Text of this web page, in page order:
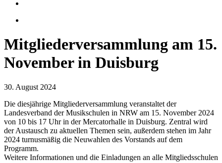
Mitgliederversammlung am 15.
November in Duisburg
30. August 2024
Die diesjährige Mitgliederversammlung veranstaltet der
Landesverband der Musikschulen in NRW am 15. November 2024
von 10 bis 17 Uhr in der Mercatorhalle in Duisburg. Zentral wird
der Austausch zu aktuellen Themen sein, außerdem stehen im Jahr
2024 turnusmäßig die Neuwahlen des Vorstands auf dem
Programm.
Weitere Informationen und die Einladungen an alle Mitgliedsschulen